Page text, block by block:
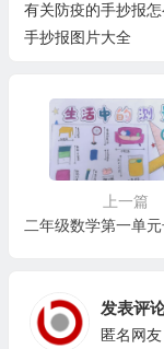
有关防疫的手抄报
手抄报图片大全
上一篇
发表评
匿名网友